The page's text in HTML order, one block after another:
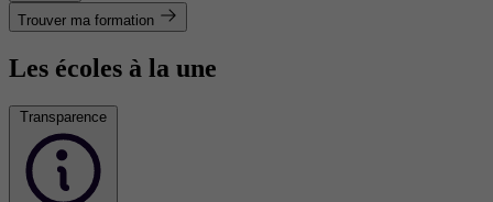
Trouver ma formation
Les écoles à la une
Transparence